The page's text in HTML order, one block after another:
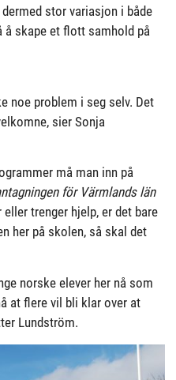
stor variasjon i både
å skape et flott samhold på
noe problem i seg selv. Det
sier Sonja
må man inn på
för Värmlands län
eller trenger hjelp, er det bare
her på skolen, så skal det
norske elever her nå som
at flere vil bli klar over at
Lundström.